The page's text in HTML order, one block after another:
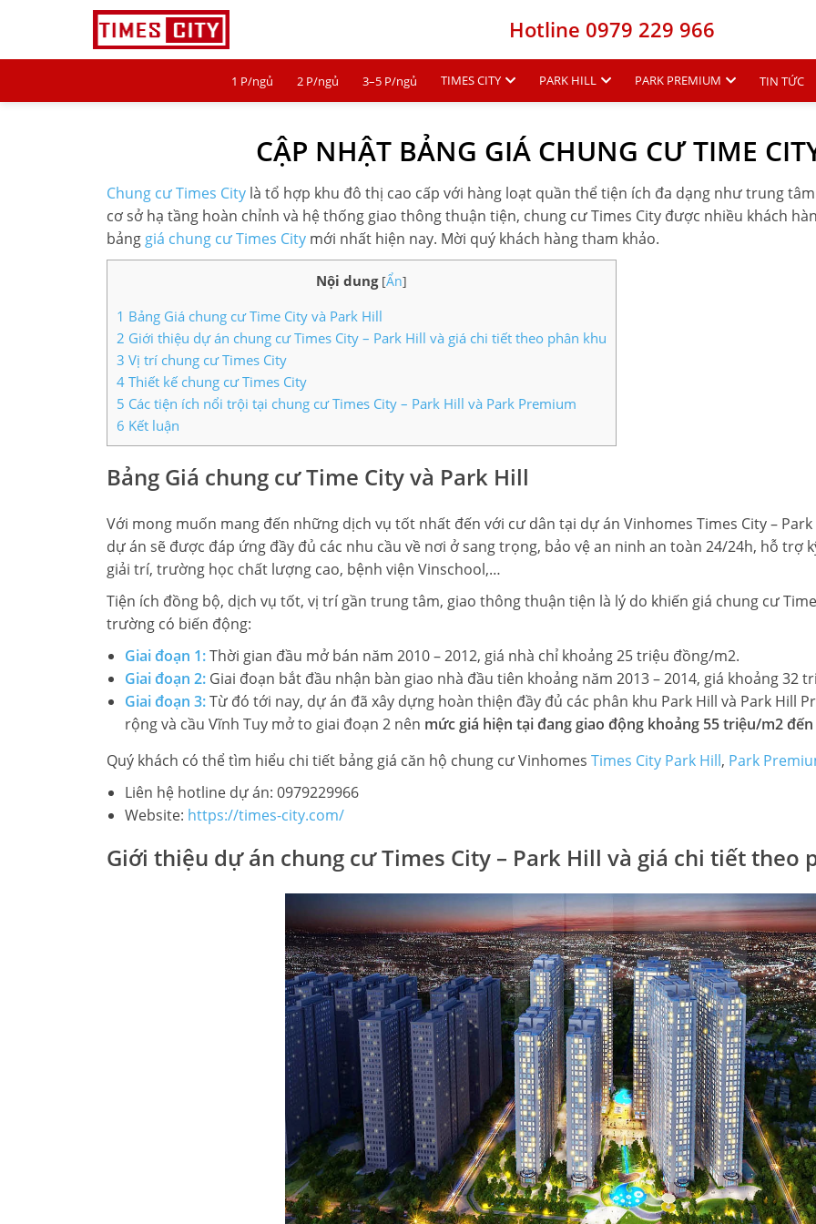
1 P/NGỦ
PARK PREMIUM
LIÊN HỆ TIMES CITY
Hotline 0979 229 966
1 P/ngủ 2 P/ngủ 3–5 P/ngủ TIMES CITY PARK HILL PARK PREMIUM TIN TỨC
CẬP NHẬT BẢNG GIÁ CHUNG CƯ TIME
Chung cư Times City là tổ hợp khu đô thị cao cấp với hàng loạt quần thể tiện ích đa dạng như trung
cơ sở hạ tầng hoàn chỉnh và hệ thống giao thông thuận tiện, chung cư Times City được nhiều khách
bảng giá chung cư Times City mới nhất hiện nay. Mời quý khách hàng tham khảo.
Nội dung [Ẩn]
1 Bảng Giá chung cư Time City và Park Hill
2 Giới thiệu dự án chung cư Times City – Park Hill và giá chi tiết theo phân khu
3 Vị trí chung cư Times City
4 Thiết kế chung cư Times City
5 Các tiện ích nổi trội tại chung cư Times City – Park Hill và Park Premium
6 Kết luận
Bảng Giá chung cư Time City và Park Hill
Với mong muốn mang đến những dịch vụ tốt nhất đến với cư dân tại dự án Vinhomes Times City –
dự án sẽ được đáp ứng đầy đủ các nhu cầu về nơi ở sang trọng, bảo vệ an ninh an toàn 24/24h, hỗ trợ
giải trí, trường học chất lượng cao, bệnh viện Vinschool,…
Tiện ích đồng bộ, dịch vụ tốt, vị trí gần trung tâm, giao thông thuận tiện là lý do khiến giá chung cư
trường có biến động:
Giai đoạn 1:Thời gian đầu mở bán năm 2010 – 2012, giá nhà chỉ khoảng 25 triệu đồng/m2.
Giai đoạn 2: Giai đoạn bắt đầu nhận bàn giao nhà đầu tiên khoảng năm 2013 – 2014, giá khoảng 32
Giai đoạn 3:Từ đó tới nay, dự án đã xây dựng hoàn thiện đầy đủ các phân khu Park Hill và Park Hill
rộng và cầu Vĩnh Tuy mở to giai đoạn 2 nên mức giá hiện tại đang giao động khoảng 55 triệu/m2
Quý khách có thể tìm hiểu chi tiết bảng giá căn hộ chung cư Vinhomes Times City Park Hill, Park
Liên hệ hotline dự án: 0979229966
Website: https://times-city.com/
Giới thiệu dự án chung cư Times City – Park Hill và giá chi tiết theo